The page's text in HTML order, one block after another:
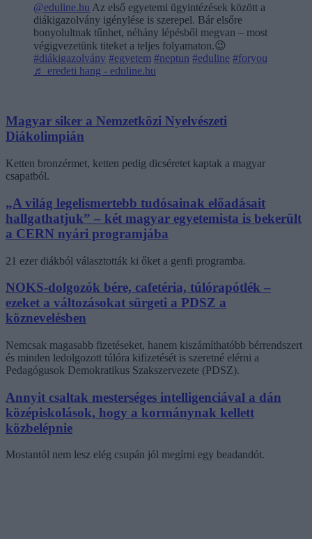
@eduline.hu Az első egyetemi ügyintézések között a
diákigazolvány igénylése is szerepel. Bár elsőre
bonyolultnak tűnhet, néhány lépésből megvan – most
végigvezetünk titeket a teljes folyamaton.😉
#diákigazolvány #egyetem #neptun #eduline #foryou
♬ eredeti hang - eduline.hu
Magyar siker a Nemzetközi Nyelvészeti
Diákolimpián
Ketten bronzérmet, ketten pedig dicséretet kaptak a magyar
csapatból.
„A világ legelismertebb tudósainak előadásait
hallgathatjuk” – két magyar egyetemista is bekerült
a CERN nyári programjába
21 ezer diákból választották ki őket a genfi programba.
NOKS-dolgozók bére, cafetéria, túlórapótlék –
ezeket a változásokat sürgeti a PDSZ a
köznevelésben
Nemcsak magasabb fizetéseket, hanem kiszámíthatóbb bérrendszert
és minden ledolgozott túlóra kifizetését is szeretné elérni a
Pedagógusok Demokratikus Szakszervezete (PDSZ).
Annyit csaltak mesterséges intelligenciával a dán
középiskolások, hogy a kormánynak kellett
közbelépnie
Mostantól nem lesz elég csupán jól megírni egy beadandót.